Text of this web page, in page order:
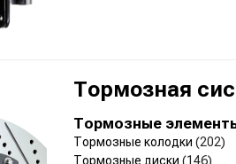
Тормозная
Тормозные
Тормозные колодки (202)
Тормозные диски (146)